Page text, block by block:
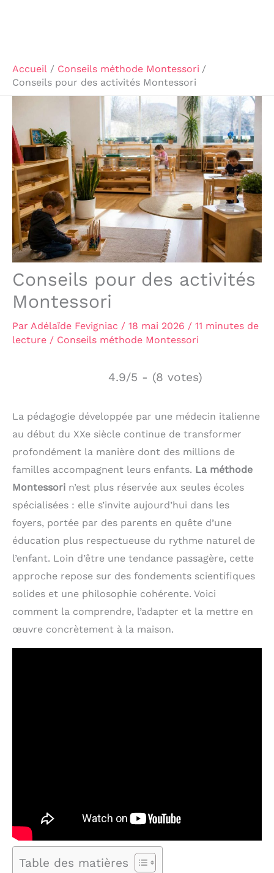
Accueil
Conseils méthode Montessori
Conseils pour des activités Montessori
Conseils pour des activités
Montessori
Par Adélaïde Fevigniac / 18 mai 2026 / 11 minutes de
lecture / Conseils méthode Montessori
4.9/5 - (8 votes)
La pédagogie développée par une médecin italienne
au début du XXe siècle continue de transformer
profondément la manière dont des millions de
familles accompagnent leurs enfants. La méthode
Montessori n’est plus réservée aux seules écoles
spécialisées : elle s’invite aujourd’hui dans les
foyers, portée par des parents en quête d’une
éducation plus respectueuse du rythme naturel de
l’enfant. Loin d’être une tendance passagère, cette
approche repose sur des fondements scientifiques
solides et une philosophie cohérente. Voici
comment la comprendre, l’adapter et la mettre en
œuvre concrètement à la maison.
Table des matières